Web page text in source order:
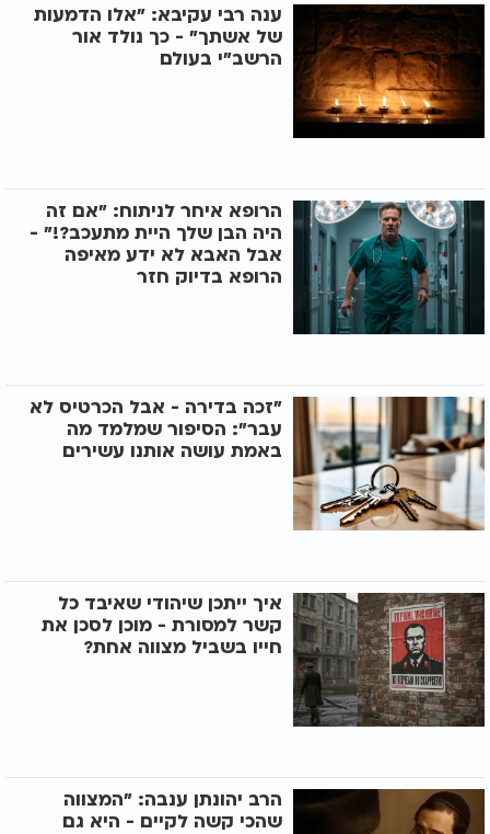
ענה רבי עקיבא: "אלו הדמעות
של אשתך" - כך נולד אור
הרשב"י בעולם
הרופא איחר לניתוח: "אם זה
היה הבן שלך היית מתעכב?!" -
אבל האבא לא ידע מאיפה
הרופא בדיוק חזר
"זכה בדירה - אבל הכרטיס לא
עבר": הסיפור שמלמד מה
באמת עושה אותנו עשירים
איך ייתכן שיהודי שאיבד כל
קשר למסורת - מוכן לסכן את
חייו בשביל מצווה אחת?
הרב יהונתן ענבה: "המצווה
שהכי קשה לקיים - היא גם